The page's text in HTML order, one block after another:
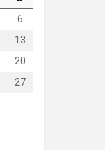
6
13
20
27